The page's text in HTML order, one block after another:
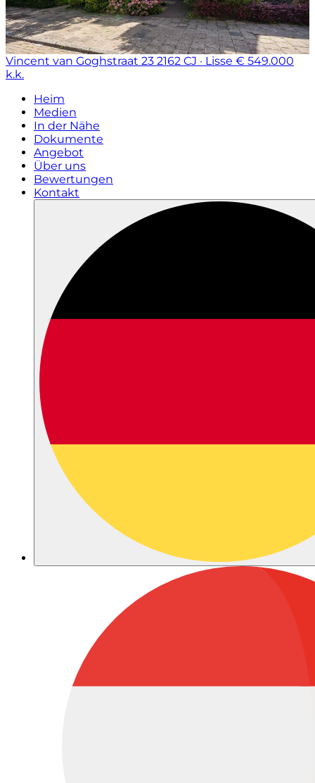
Vincent van Goghstraat 23 2162 CJ · Lisse € 549.000
k.k.
Heim
Medien
In der Nähe
Dokumente
Angebot
Über uns
Bewertungen
Kontakt